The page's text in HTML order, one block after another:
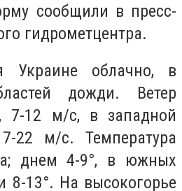
сообщили в пресс-
гидрометцентра.
Украине облачно, в
дожди. Ветер
7-12 м/с, в западной
22 м/с. Температура
днем 4-9°, в южных
8-13°. На высокогорье